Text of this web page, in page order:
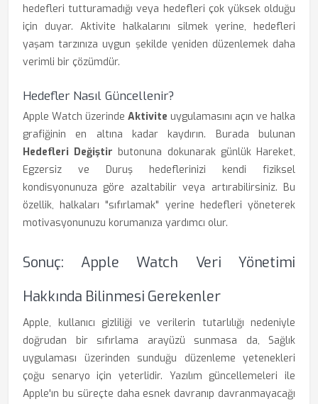
hedefleri tutturamadığı veya hedefleri çok yüksek olduğu
için duyar. Aktivite halkalarını silmek yerine, hedefleri
yaşam tarzınıza uygun şekilde yeniden düzenlemek daha
verimli bir çözümdür.
Hedefler Nasıl Güncellenir?
Apple Watch üzerinde Aktivite uygulamasını açın ve halka
grafiğinin en altına kadar kaydırın. Burada bulunan
Hedefleri Değiştir butonuna dokunarak günlük Hareket,
Egzersiz ve Duruş hedeflerinizi kendi fiziksel
kondisyonunuza göre azaltabilir veya artırabilirsiniz. Bu
özellik, halkaları "sıfırlamak" yerine hedefleri yöneterek
motivasyonunuzu korumanıza yardımcı olur.
Sonuç: Apple Watch Veri Yönetimi
Hakkında Bilinmesi Gerekenler
Apple, kullanıcı gizliliği ve verilerin tutarlılığı nedeniyle
doğrudan bir sıfırlama arayüzü sunmasa da, Sağlık
uygulaması üzerinden sunduğu düzenleme yetenekleri
çoğu senaryo için yeterlidir. Yazılım güncellemeleri ile
Apple'ın bu süreçte daha esnek davranıp davranmayacağı